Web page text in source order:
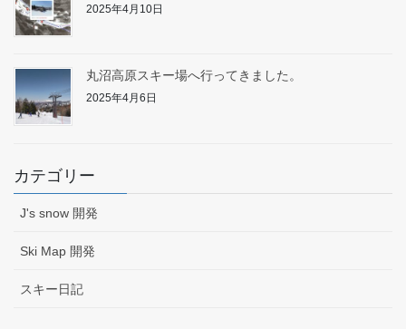
2025年4月10日
丸沼高原スキー場へ行ってきました。
2025年4月6日
カテゴリー
J's snow 開発
Ski Map 開発
スキー日記